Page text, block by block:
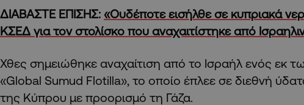
ΔΙΑΒΑΣΤΕ ΕΠΙΣΗΣ: «Ουδέποτε εισήλθε σε κυπριακά
ΚΣΕΔ για τον στολίσκο που αναχαιτίστηκε από
Χθες σημειώθηκε αναχαίτιση από το Ισραήλ ενός εκ
«Global Sumud Flotilla», το οποίο έπλεε σε διεθνή
της Κύπρου με προορισμό τη Γάζα.